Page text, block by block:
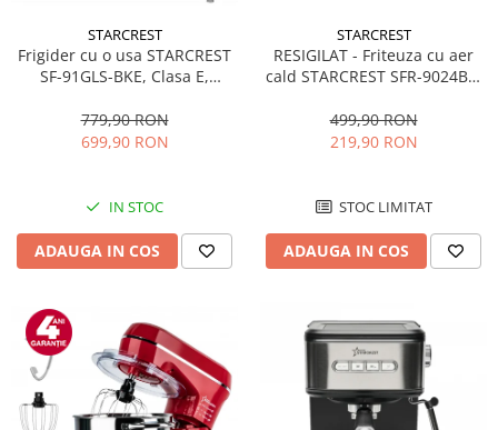
STARCREST
Frigider cu o usa STARCREST
SF-91GLS-BKE, Clasa E,
interioara, H 83 cm, Sticla
Neagra
779,90 RON
699,90 RON
IN STOC
ADAUGA IN COS
STARCREST
RESIGILAT - Friteuza cu aer
cald STARCREST SFR-9024BK,
Termostat 80 - 200 °C, 12
programe, Negru
499,90 RON
219,90 RON
STOC LIMITAT
ADAUGA IN COS